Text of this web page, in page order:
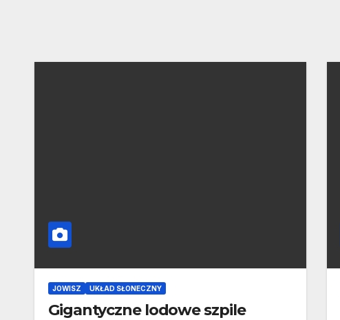
JOWISZ UKŁAD SŁONECZNY
Gigantyczne lodowe szpile